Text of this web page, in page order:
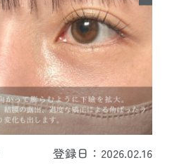
登録日：2026.02.16